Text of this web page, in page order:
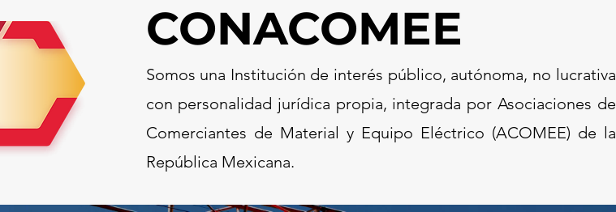
CONACOMEE
Somos una Institución de interés público, autónoma, no lucrativa
con personalidad jurídica propia, integrada por Asociaciones de
Comerciantes de Material y Equipo Eléctrico (ACOMEE) de la
República Mexicana.